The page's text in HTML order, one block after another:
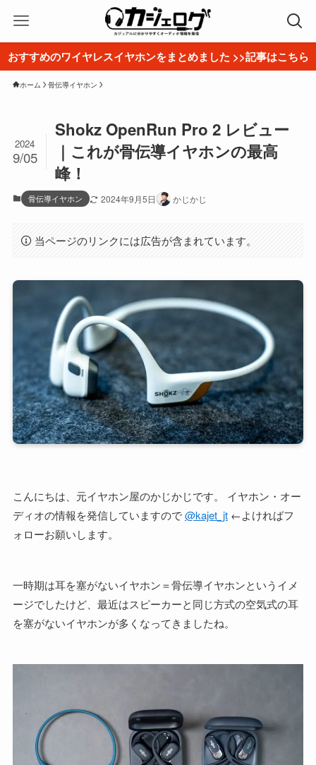
おすすめのワイヤレスイヤホンをまとめました >>記事はこちら
ホーム 骨伝導イヤホン
Shokz OpenRun Pro 2 レビュー
｜これが骨伝導イヤホンの最高
峰！
2024
9/05
骨伝導イヤホン 2024年9月5日 かじかじ
当ページのリンクには広告が含まれています。
こんにちは、元イヤホン屋のかじかじです。 イヤホン・オー
ディオの情報を発信していますので@kajet_jt←よければフ
ォローお願いします。
一時期は耳を塞がないイヤホン＝骨伝導イヤホンというイメ
ージでしたけど、最近はスピーカーと同じ方式の空気式の耳
を塞がないイヤホンが多くなってきましたね。